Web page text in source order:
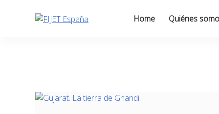
Home Quiénes